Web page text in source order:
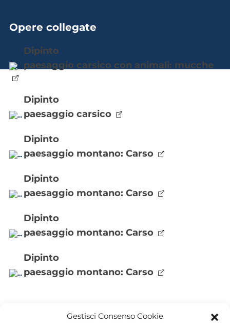
Gestisci Consenso Cookie
Opere collegate
dipinto
paesaggio carsico con animali: mucche
dipinto
paesaggio carsico
dipinto
paesaggio montano: Carso
dipinto
paesaggio montano: Carso
dipinto
paesaggio montano: Carso
dipinto
paesaggio montano: Carso